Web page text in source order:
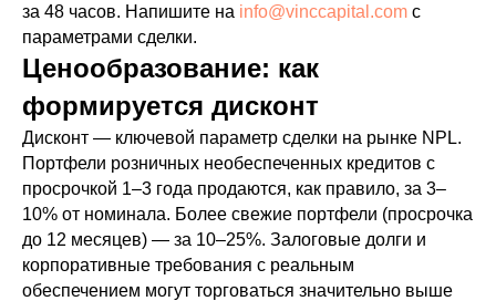
за 48 часов. Напишите на info@vinccapital.com с
параметрами сделки.
Ценообразование: как
формируется дисконт
Дисконт — ключевой параметр сделки на рынке NPL.
Портфели розничных необеспеченных кредитов с
просрочкой 1–3 года продаются, как правило, за 3–
10% от номинала. Более свежие портфели (просрочка
до 12 месяцев) — за 10–25%. Залоговые долги и
корпоративные требования с реальным
обеспечением могут торговаться значительно выше